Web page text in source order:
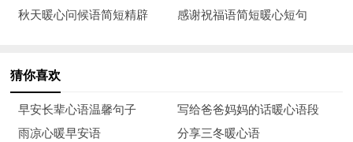
15、如思念成了你的烦忧，问候成了你的负担，我不知如何
16、你是水，维系着我的生命。
17、我不祝你万事如意，因为只要是人生就总会有或多或少
秋天暖心问候语简短精辟
感谢祝福语简短暖心短句
猜你喜欢
早安长辈心语温馨句子
写给爸爸妈妈的话暖心语段
雨凉心暖早安语
分享三冬暖心语